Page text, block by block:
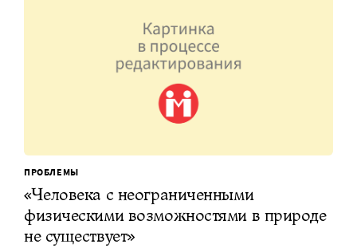
ПРОБЛЕМЫ
«Человека с неограниченными
физическими возможностями в природе
не существует»